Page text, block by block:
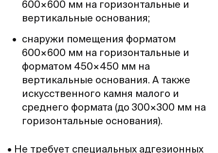
600×600 мм на горизонтальные и
вертикальные основания;
снаружи помещения форматом
600×600 мм на горизонтальные и
форматом 450×450 мм на
вертикальные основания. А также
искусственного камня малого и
среднего формата (до 300×300 мм на
горизонтальные основания).
• Не требует специальных адгезионных